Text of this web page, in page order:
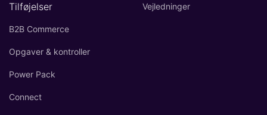
Tilføjelser
B2B Commerce
Opgaver & kontroller
Power Pack
Connect
Vejledninger